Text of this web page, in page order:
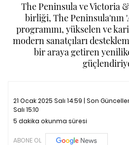
The Peninsula ve Victoria
birliği, The Peninsula'nın
programını, yükselen ve
modern sanatçıları
bir araya getiren
21 Ocak 2025 Salı 14:59 | Son
Salı 15:10
5 dakika okunma süresi
ABONE OL